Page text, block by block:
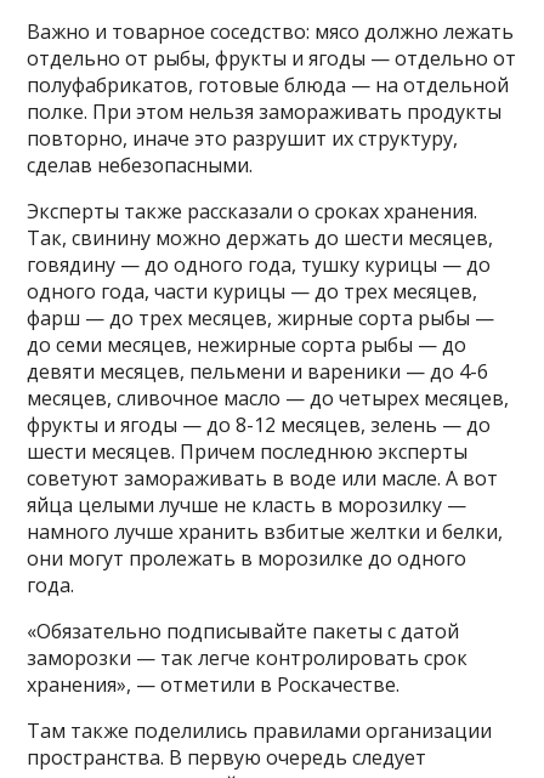
Важно и товарное соседство: мясо должно лежать
отдельно от рыбы, фрукты и ягоды — отдельно от
полуфабрикатов, готовые блюда — на отдельной
полке. При этом нельзя замораживать продукты
повторно, иначе это разрушит их структуру,
сделав небезопасными.
Эксперты также рассказали о сроках хранения.
Так, свинину можно держать до шести месяцев,
говядину — до одного года, тушку курицы — до
одного года, части курицы — до трех месяцев,
фарш — до трех месяцев, жирные сорта рыбы —
до семи месяцев, нежирные сорта рыбы — до
девяти месяцев, пельмени и вареники — до 4-6
месяцев, сливочное масло — до четырех месяцев,
фрукты и ягоды — до 8-12 месяцев, зелень — до
шести месяцев. Причем последнюю эксперты
советуют замораживать в воде или масле. А вот
яйца целыми лучше не класть в морозилку —
намного лучше хранить взбитые желтки и белки,
они могут пролежать в морозилке до одного
года.
«Обязательно подписывайте пакеты с датой
заморозки — так легче контролировать срок
хранения», — отметили в Роскачестве.
Там также поделились правилами организации
пространства. В первую очередь следует